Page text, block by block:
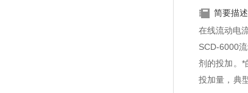
简要描述
在线流动电
SCD-6000
剂的投加。*
投加量，典